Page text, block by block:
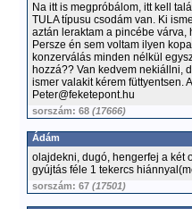
Na itt is megpróbálom, itt kell
TULA típusu csodám van. Ki
aztán leraktam a pincébe várva,
Persze én sem voltam ilyen
konzerválás minden nélkül
hozzá?? Van kedvem nekiállni,
ismer valakit kérem füttyentsen.
Peter@feketepont.hu
sorszám: 68 (17666)
Ádám
olajdekni, dugó, hengerfej a két
gyújtás féle 1 tekercs
sorszám: 67 (17501)